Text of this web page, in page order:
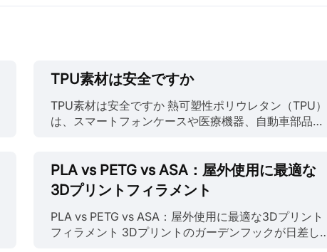
TPU素材は安全ですか
TPU素材は安全ですか 熱可塑性ポリウレタン（TPU）
は、スマートフォンケースや医療機器、自動車部品、
び環境への潜在的な影響について懸念が示されていま
す。本記事では、TPU素材の安全性を化学組成、潜在
的な危険性、規制の監督という観点から検討します。
TPUの化学組成 TPUは、ハードセグメントとソフトセ
グメントで構成されるポリマーの一種です。ハードセ
PLA vs PETG vs ASA：屋外使用に最適な
3Dプリントフィラメント
PLA vs PETG vs ASA：屋外使用に最適な3Dプリント
フィラメント 3Dプリントのガーデンフックが日差し